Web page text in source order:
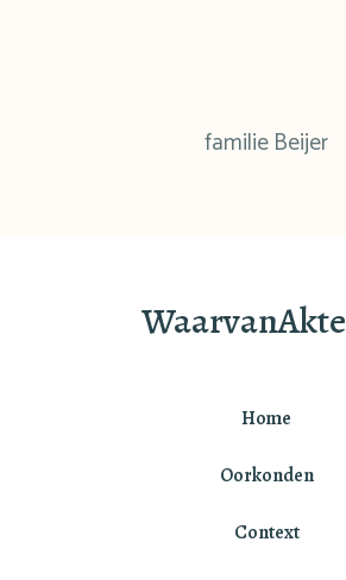
familie Beijer
WaarvanAkte
Home
Oorkonden
Context